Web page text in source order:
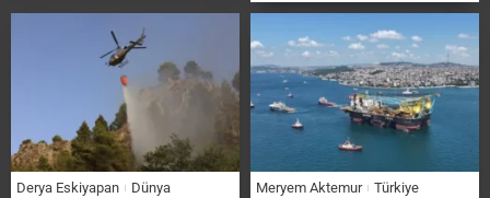
Derya Eskiyapan Dünya Meryem Aktemur Türkiye